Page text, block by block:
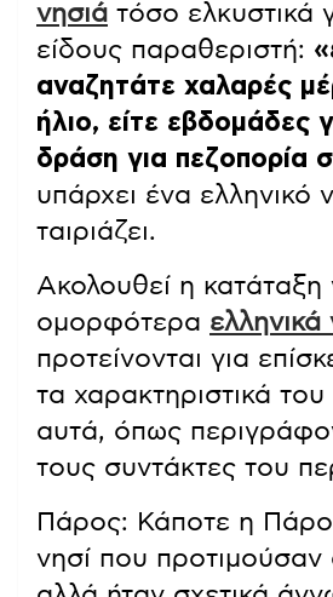
νησιά τόσο ελκυστικά
είδους παραθεριστή:
αναζητάτε χαλαρές
ήλιο, είτε εβδομάδες
δράση για πεζοπορία
υπάρχει ένα ελληνικό
ταιριάζει.
Ακολουθεί η κατάταξη
ομορφότερα ελληνικά
προτείνονται για
τα χαρακτηριστικά
αυτά, όπως
τους συντάκτες του
Πάρος: Κάποτε η
νησί που προτιμούσαν